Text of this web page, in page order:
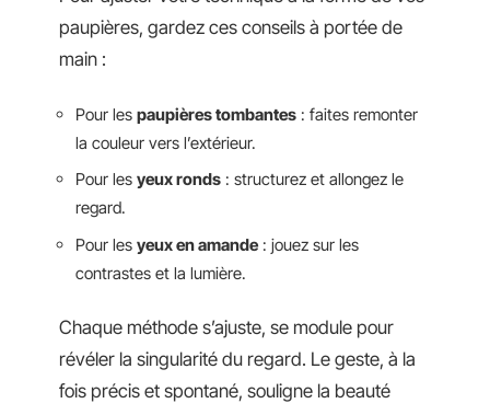
paupières, gardez ces conseils à portée de
main :
Pour les paupières tombantes : faites remonter
la couleur vers l’extérieur.
Pour les yeux ronds : structurez et allongez le
regard.
Pour les yeux en amande : jouez sur les
contrastes et la lumière.
Chaque méthode s’ajuste, se module pour
révéler la singularité du regard. Le geste, à la
fois précis et spontané, souligne la beauté